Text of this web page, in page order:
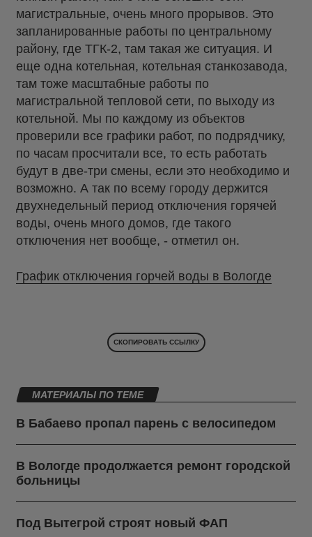
магистральные, очень много прорывов. Это
запланированные работы по центральному
району, где ТГК-2, там такая же ситуация. И
еще одна котельная, котельная станкозавода,
там тоже масштабные работы по
магистральной тепловой сети, по выходу из
котельной. Мы по каждому из объектов
проверили все графики работ, по подрядчику,
по часам просчитали все, то есть работать
будут в две-три смены, если это необходимо и
возможно. А так по всему городу держится
двухнедельный период отключения горячей
воды, очень много домов, где такого
отключения нет вообще, - отметил он.
График отключения горчей воды в Вологде
СКОПИРОВАТЬ ССЫЛКУ
МАТЕРИАЛЫ ПО ТЕМЕ
В Бабаево пропал парень с велосипедом
В Вологде продолжается ремонт городской
больницы
Под Вытегрой строят новый ФАП